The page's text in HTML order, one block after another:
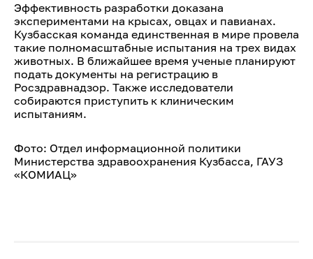
Эффективность разработки доказана
экспериментами на крысах, овцах и павианах.
Кузбасская команда единственная в мире провела
такие полномасштабные испытания на трех видах
животных. В ближайшее время ученые планируют
подать документы на регистрацию в
Росздравнадзор. Также исследователи
собираются приступить к клиническим
испытаниям.
Фото: Отдел информационной политики
Министерства здравоохранения Кузбасса, ГАУЗ
«КОМИАЦ»